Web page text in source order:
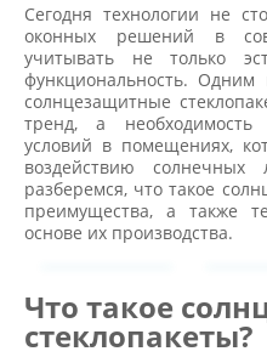
Сегодня технологии не
оконных решений в
учитывать не только
функциональность.
солнцезащитные
тренд, а
условий в помещениях,
воздействию
разберемся, что такое
преимущества, а также
основе их производства.
Что такое
стеклопакеты?